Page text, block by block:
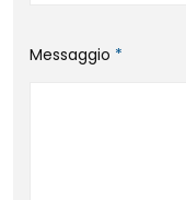
Messaggio *